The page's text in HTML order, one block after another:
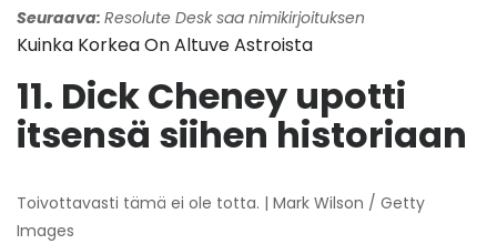
Seuraava: Resolute Desk saa nimikirjoituksen
Kuinka Korkea On Altuve Astroista
11. Dick Cheney upotti
itsensä siihen historiaan
Toivottavasti tämä ei ole totta. | Mark Wilson / Getty
Images